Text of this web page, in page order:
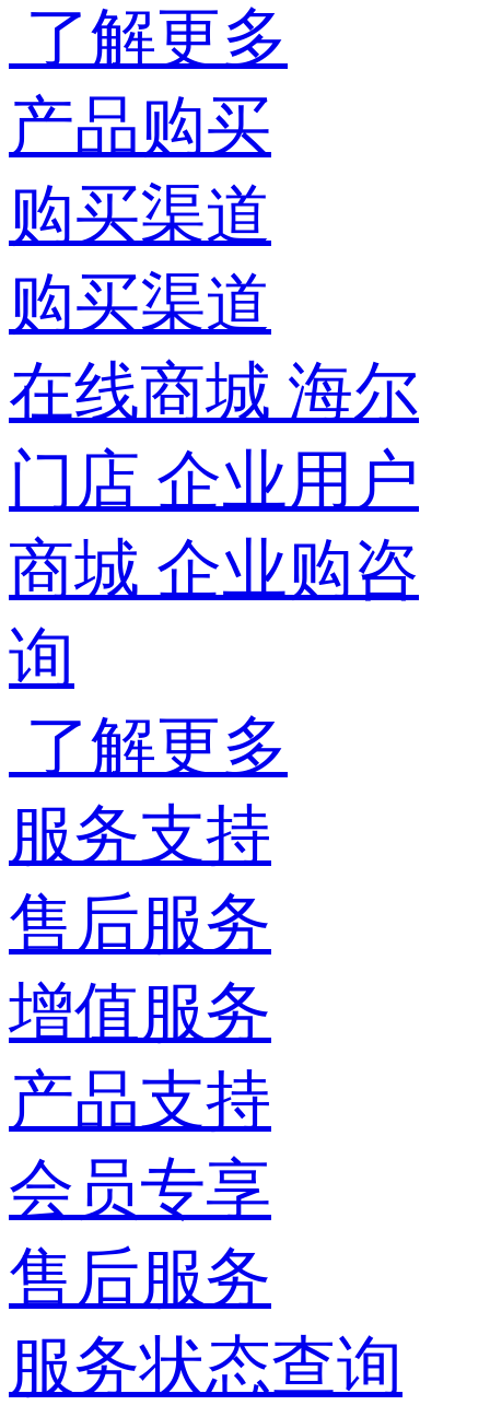
了解更多
产品购买
购买渠道
购买渠道
在线商城 海尔
门店 企业用户
商城 企业购咨
询
了解更多
服务支持
售后服务
增值服务
产品支持
会员专享
售后服务
服务状态查询